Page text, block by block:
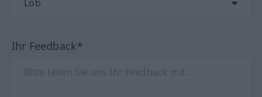
Ihr Feedback*